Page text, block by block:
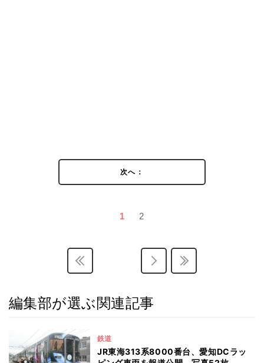
次へ：
1 2
編集部が選ぶ関連記事
鉄道
JR東海313系8000番台、愛知DCラッ